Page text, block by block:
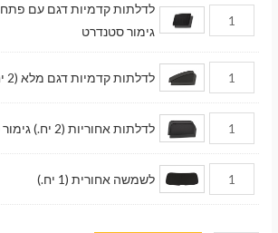
גימור סטנדרט
לדלתות קדמיות דגם מלא (2 יח.) גימור סטנדרט
לדלתות אחוריות (2 יח.) גימור סטנדרט
לשמשה אחורית (1 יח.)